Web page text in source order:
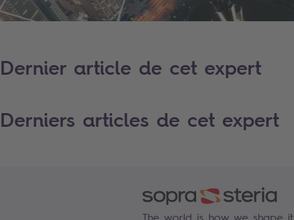
Dernier article de cet expert
Derniers articles de cet expert
The world is how we shape it